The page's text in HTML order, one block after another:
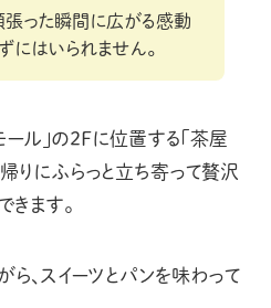
張った瞬間に広がる感動
にはいられません。
ール」の2Fに位置する「茶屋
りにふらっと立ち寄って贅沢
きます。
、スイーツとパンを味わって